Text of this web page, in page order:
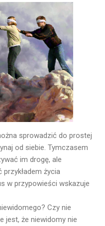
sprowadzić do prostej
od siebie. Tymczasem
im drogę, ale
życia
w przypowieści wskazuje
Czy nie
jest, że niewidomy nie